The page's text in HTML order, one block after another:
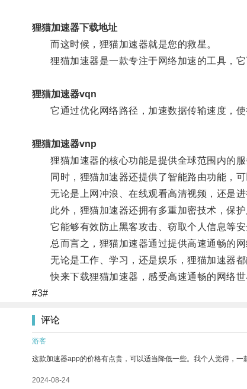
狸猫加速器下载地址
而这时候，狸猫加速器就是您的救星。
狸猫加速器是一款专注于网络加速的工具，它
狸猫加速器vqn
它通过优化网络路径，加速数据传输速度，使
狸猫加速器vnp
狸猫加速器的核心功能是提供全球范围内的服
同时，狸猫加速器还提供了智能路由功能，可
无论是上网冲浪、在线观看高清视频，还是进
此外，狸猫加速器还拥有多重加密技术，保护
它能够有效防止黑客攻击、窃取个人信息等安
总而言之，狸猫加速器通过提供高速通畅的网
无论是工作、学习，还是娱乐，狸猫加速器都
快来下载狸猫加速器，感受高速通畅的网络世
#3#
评论
游客
这款加速器app的价格有点贵，可以适当降低一些。我个人觉得，一
2024-08-24